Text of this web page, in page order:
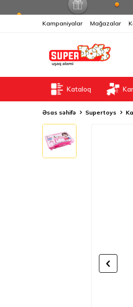
Kampaniyalar Mağazalar
Kataloq
Əsas səhifə Supertoys